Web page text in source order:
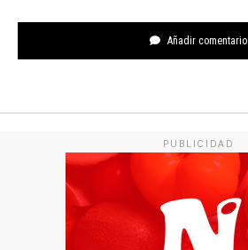
Añadir comentario
PUBLICIDAD